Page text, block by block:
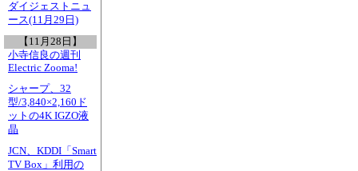
ダイジェストニュ
ース(11月29日)
【11月28日】
小寺信良の週刊
Electric Zooma!
シャープ、32
型/3,840×2,160ド
ットの4K IGZO液
晶
JCN、KDDI「Smart
TV Box」利用の